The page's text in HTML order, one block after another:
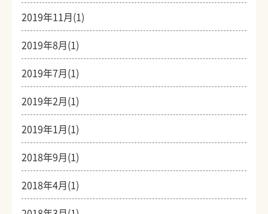
2019年11月(1)
2019年8月(1)
2019年7月(1)
2019年2月(1)
2019年1月(1)
2018年9月(1)
2018年4月(1)